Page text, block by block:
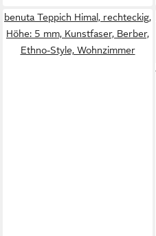
benuta Teppich Himal, rechteckig,
Höhe: 5 mm, Kunstfaser, Berber,
Ethno-Style, Wohnzimmer